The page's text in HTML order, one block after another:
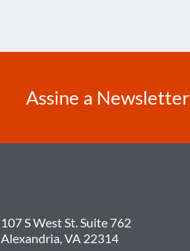
Assine a Newsletter
107 S West St. Suite 762
Alexandria, VA 22314